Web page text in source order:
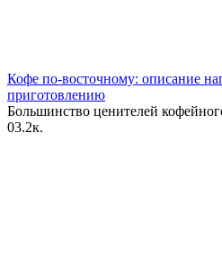
Кофе по-восточному: описание
приготовлению
Большинство ценителей
03.2к.